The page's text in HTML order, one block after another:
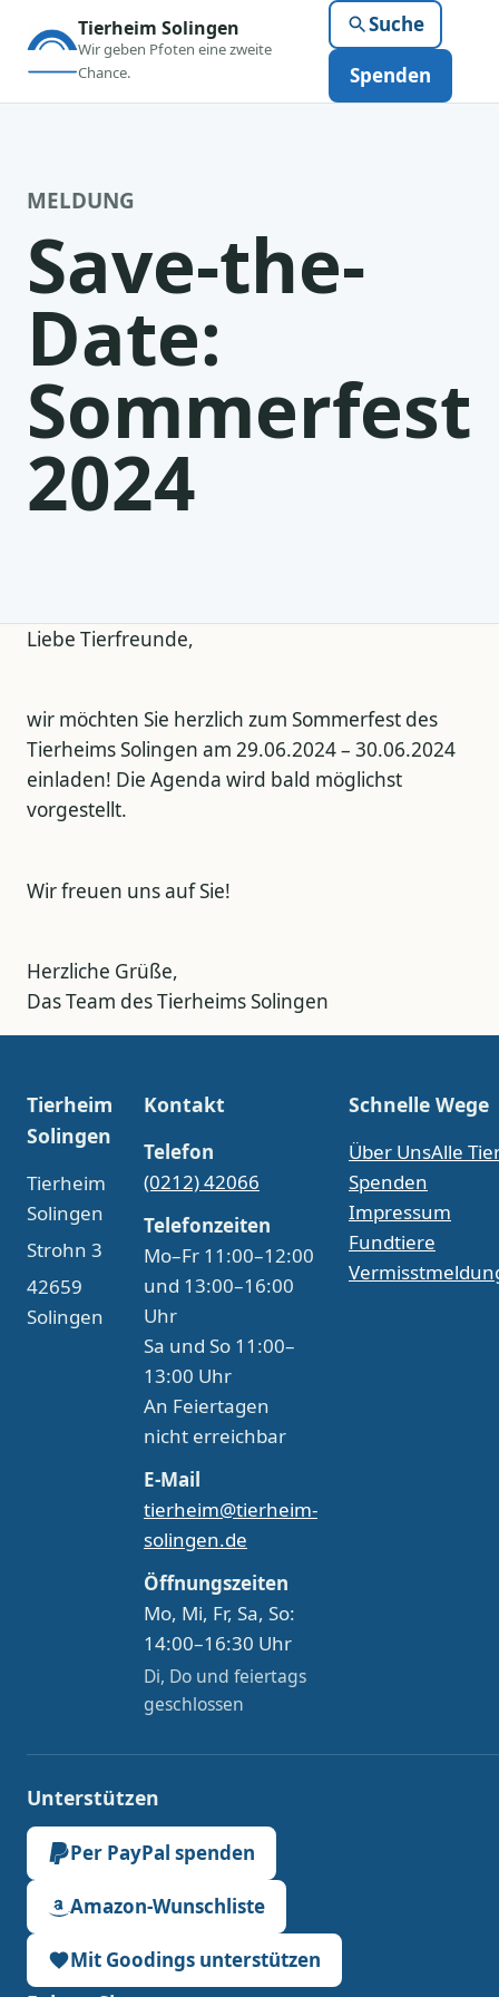
Tierheim Solingen
Wir geben Pfoten eine zweite
Chance.
Suche
Spenden
MELDUNG
Save-the-
Date:
Sommerfest
2024
Liebe Tierfreunde,
wir möchten Sie herzlich zum Sommerfest des
Tierheims Solingen am 29.06.2024 – 30.06.2024
einladen! Die Agenda wird bald möglichst
vorgestellt.
Wir freuen uns auf Sie!
Herzliche Grüße,
Das Team des Tierheims Solingen
Tierheim
Solingen
Tierheim
Solingen
Strohn 3
42659
Solingen
Kontakt
Telefon
(0212) 42066
Telefonzeiten
Mo–Fr 11:00–12:00
und 13:00–16:00
Uhr
Sa und So 11:00–
13:00 Uhr
An Feiertagen
nicht erreichbar
E-Mail
tierheim@tierheim-
solingen.de
Öffnungszeiten
Mo, Mi, Fr, Sa, So:
14:00–16:30 Uhr
Di, Do und feiertags
geschlossen
Schnelle Wege
Über UnsAlle
Spenden
Impressum
Fundtiere
Unterstützen
Per PayPal spenden
Amazon-Wunschliste
Mit Goodings unterstützen